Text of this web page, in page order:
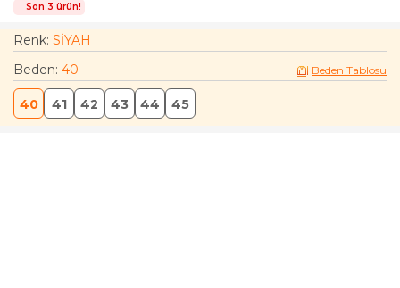
Son 3 ürün!
Renk: SİYAH
Beden: 40 Beden Tablosu
40 41 42 43 44 45